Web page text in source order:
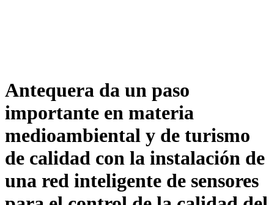
Antequera da un paso
importante en materia
medioambiental y de turismo
de calidad con la instalación de
una red inteligente de sensores